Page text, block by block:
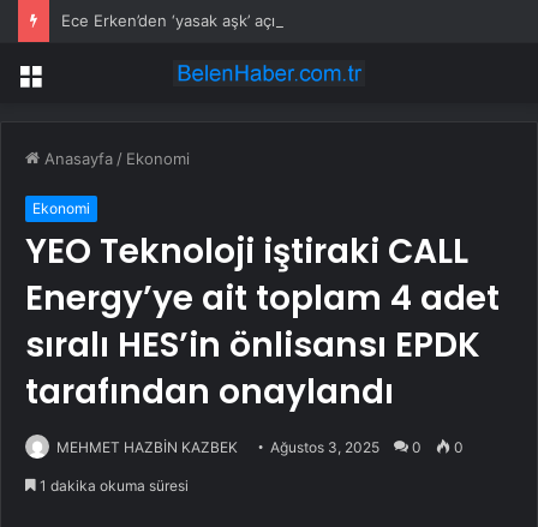
Menü
Anasayfa / Ekonomi
Ekonomi
YEO Teknoloji iştiraki CALL
Energy’ye ait toplam 4 adet
sıralı HES’in önlisansı EPDK
tarafından onaylandı
MEHMET HAZBİN KAZBEK Ağustos 3, 2025 0 0
1 dakika okuma süresi